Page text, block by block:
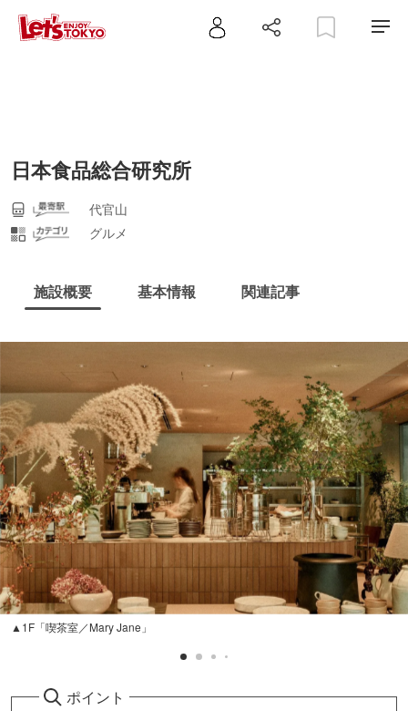
日本食品総合研究所
代官山
グルメ
施設概要 基本情報 関連記事
▲1F「喫茶室／Mary Jane」
ポイント